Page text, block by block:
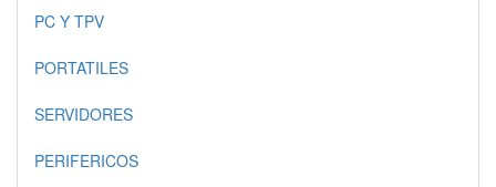
PC Y TPV
PORTATILES
SERVIDORES
PERIFERICOS